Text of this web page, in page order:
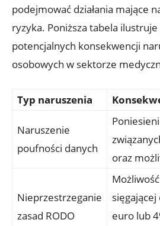
podejmować działania mające
ryzyka. Poniższa tabela ilustruje
potencjalnych konsekwencji
osobowych w sektorze
Typ naruszenia
Naruszenie
poufności danych
oraz
Nieprzestrzeganie
zasad RODO
euro lub